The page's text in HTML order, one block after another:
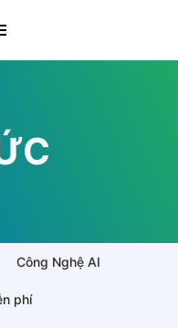
Công Nghệ AI
phí